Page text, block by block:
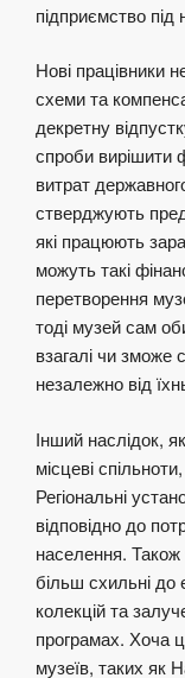
підприємство
Нові працівники
схеми та
декретну
спроби вирішити
витрат
стверджують
які працюють
можуть такі
перетворення
тоді музей сам
взагалі чи зможе
незалежно від
Інший наслідок,
місцеві
Регіональні
відповідно до
населення. Також
більш схильні до
колекцій та
програмах. Хоча
музеїв, таких як